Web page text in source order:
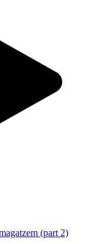
(part 2)